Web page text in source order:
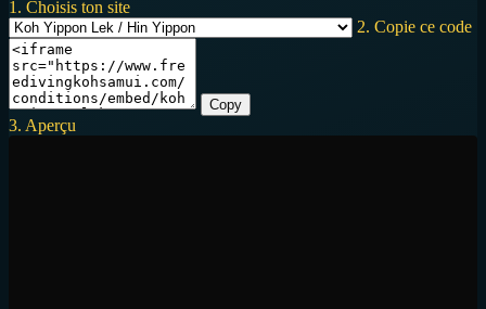
1. Choisis ton site
2. Copie ce code
Copy
3. Aperçu